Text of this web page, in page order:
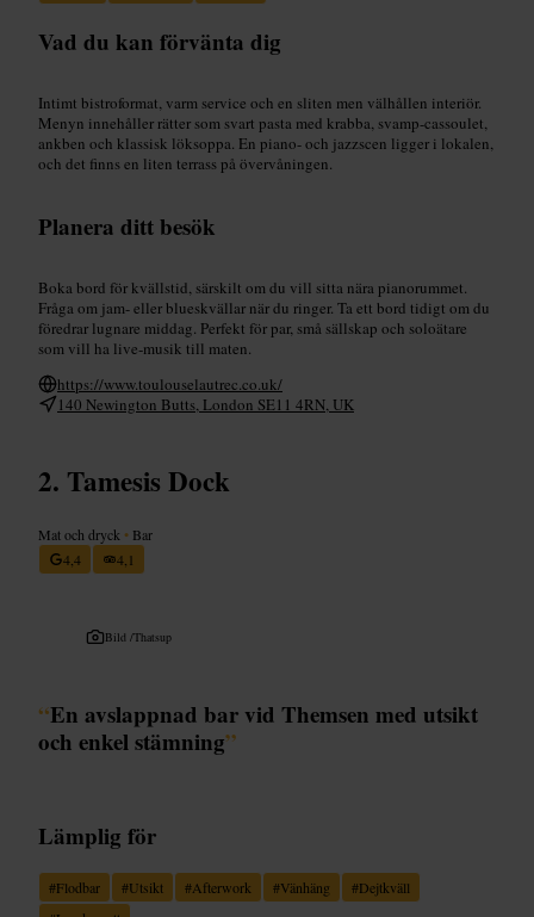
Vad du kan förvänta dig
Intimt bistroformat, varm service och en sliten men välhållen interiör.
Menyn innehåller rätter som svart pasta med krabba, svamp-cassoulet,
ankben och klassisk löksoppa. En piano- och jazzscen ligger i lokalen,
och det finns en liten terrass på övervåningen.
Planera ditt besök
Boka bord för kvällstid, särskilt om du vill sitta nära pianorummet.
Fråga om jam- eller blueskvällar när du ringer. Ta ett bord tidigt om du
föredrar lugnare middag. Perfekt för par, små sällskap och soloätare
som vill ha live‑musik till maten.
https://www.toulouselautrec.co.uk/
140 Newington Butts, London SE11 4RN, UK
Tamesis Dock
Mat och dryck • Bar
4,4
4,1
Bild /Thatsup
“En avslappnad bar vid Themsen med utsikt
och enkel stämning”
Lämplig för
#Flodbar #Utsikt #Afterwork #Vänhäng #Dejtkväll